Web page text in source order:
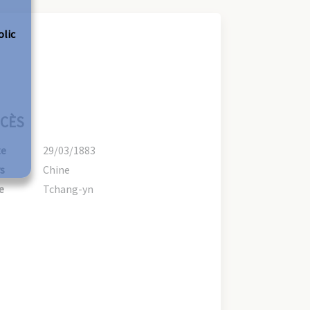
29/03/1883
Chine
Tchang-yn